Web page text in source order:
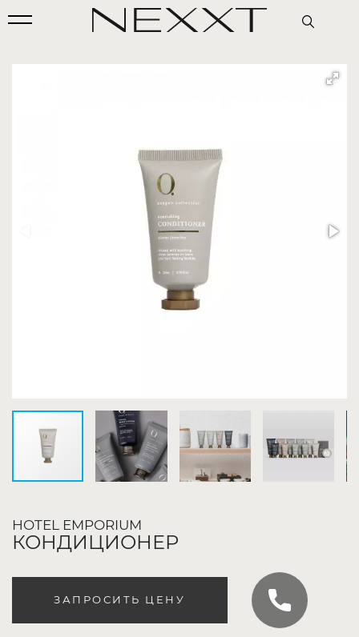
HOTEL EMPORIUM
КОНДИЦИОНЕР
ЗАПРОСИТЬ ЦЕНУ